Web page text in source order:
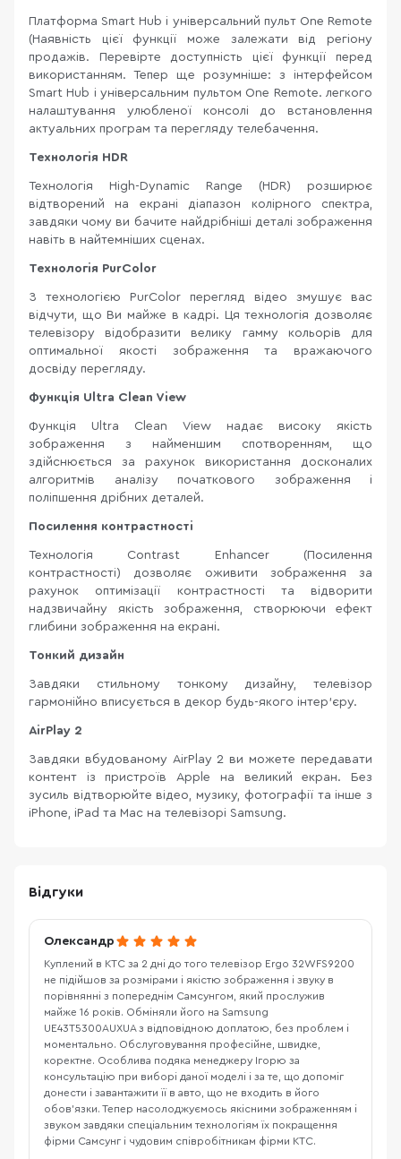
Платформа Smart Hub і універсальний пульт One Remote
(Наявність цієї функції може залежати від регіону
продажів. Перевірте доступність цієї функції перед
використанням. Тепер ще розумніше: з інтерфейсом
Smart Hub і універсальним пультом One Remote. легкого
налаштування улюбленої консолі до встановлення
актуальних програм та перегляду телебачення.
Технологія HDR
Технологія High-Dynamic Range (HDR) розширює
відтворений на екрані діапазон колірного спектра,
завдяки чому ви бачите найдрібніші деталі зображення
навіть в найтемніших сценах.
Технологія PurColor
З технологією PurColor перегляд відео змушує вас
відчути, що Ви майже в кадрі. Ця технологія дозволяє
телевізору відобразити велику гамму кольорів для
оптимальної якості зображення та вражаючого
досвіду перегляду.
Функція Ultra Clean View
Функція Ultra Clean View надає високу якість
зображення з найменшим спотворенням, що
здійснюється за рахунок використання досконалих
алгоритмів аналізу початкового зображення і
поліпшення дрібних деталей.
Посилення контрастності
Технологія Contrast Enhancer (Посилення
контрастності) дозволяє оживити зображення за
рахунок оптимізації контрастності та відворити
надзвичайну якість зображення, створюючи ефект
глибини зображення на екрані.
Тонкий дизайн
Завдяки стильному тонкому дизайну, телевізор
гармонійно вписується в декор будь-якого інтер'єру.
AirPlay 2
Завдяки вбудованому AirPlay 2 ви можете передавати
контент із пристроїв Apple на великий екран. Без
зусиль відтворюйте відео, музику, фотографії та інше з
iPhone, iPad та Mac на телевізорі Samsung.
Відгуки
Олександр
Куплений в КТС за 2 дні до того телевізор Ergo 32WFS9200
не підійшов за розмірами і якістю зображення і звуку в
порівнянні з попереднім Самсунгом, який прослужив
майже 16 років. Обміняли його на Samsung
UE43T5300AUXUA з відповідною доплатою, без проблем і
моментально. Обслуговування професійне, швидке,
коректне. Особлива подяка менеджеру Ігорю за
консультацію при виборі даної моделі і за те, що допоміг
донести і завантажити її в авто, що не входить в його
обов’язки. Тепер насолоджуємось якісними зображенням і
звуком завдяки спеціальним технологіям їх покращення
фірми Самсунг і чудовим співробітникам фірми КТС.